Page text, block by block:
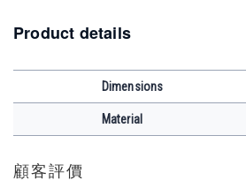
Product details
Dimensions
Material
顧客評價